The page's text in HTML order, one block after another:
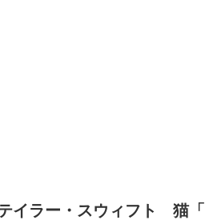
イラー・スウィフト 猫